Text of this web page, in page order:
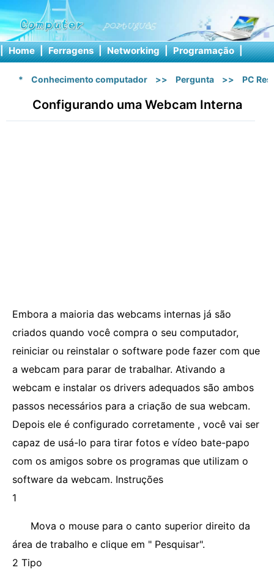
| Home | Ferragens | Networking | Programação |
* Conhecimento computador >> Pergunta >> PC
Configurando uma Webcam Interna
Embora a maioria das webcams internas já são
criados quando você compra o seu computador,
reiniciar ou reinstalar o software pode fazer com que
a webcam para parar de trabalhar. Ativando a
webcam e instalar os drivers adequados são ambos
passos necessários para a criação de sua webcam.
Depois ele é configurado corretamente , você vai ser
capaz de usá-lo para tirar fotos e vídeo bate-papo
com os amigos sobre os programas que utilizam o
software da webcam. Instruções
1
Mova o mouse para o canto superior direito da
área de trabalho e clique em " Pesquisar".
2 Tipo